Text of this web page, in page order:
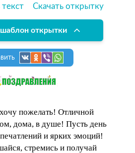
Скачать открытку
открытки
пожелать! Отличной
дома, в душе! Пусть день
и ярких эмоций!
стремись и получай